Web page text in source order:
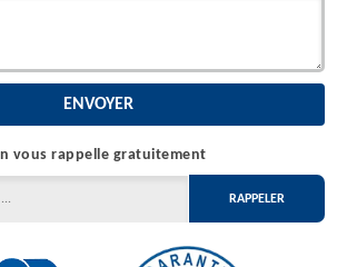
vous rappelle gratuitement